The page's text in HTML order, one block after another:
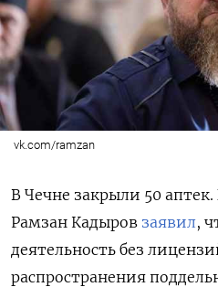
vk.com/ramzan
В Чечне закрыли 50 аптек.
Рамзан Кадыров заявил,
деятельность без
распространения